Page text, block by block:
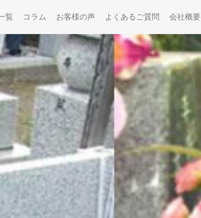
覧 コラム お客様の声 よくあるご質問 会社概要